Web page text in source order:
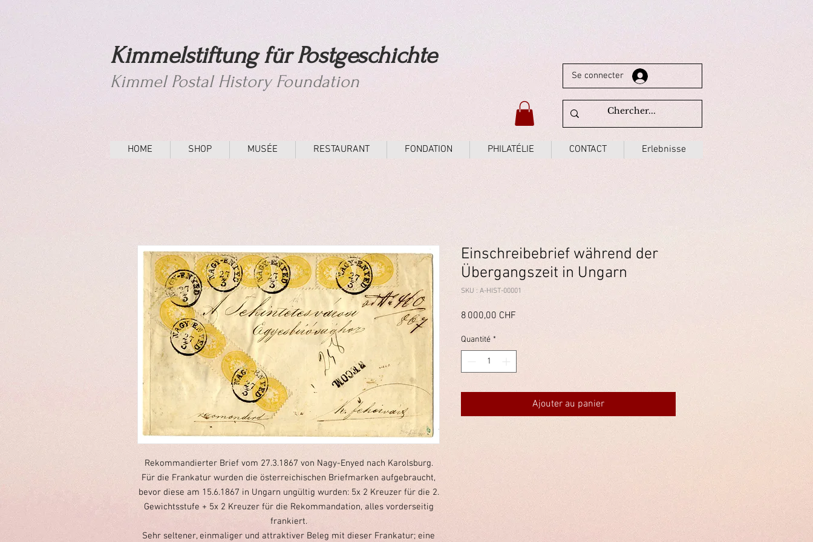
Kimmelstiftung für Postgeschichte
Kimmel Postal History Foundation Se connecter
HOME SHOP MUSÉE RESTAURANT FONDATION PHILATÉLIE CONTACT Erlebnisse
Rekommandierter Brief vom 27.3.1867 von Nagy-Enyed nach Karolsburg.
Für die Frankatur wurden die österreichischen Briefmarken aufgebraucht,
bevor diese am 15.6.1867 in Ungarn ungültig wurden: 5x 2 Kreuzer für die 2.
Gewichtsstufe + 5x 2 Kreuzer für die Rekommandation, alles vorderseitig
frankiert.
Sehr seltener, einmaliger und attraktiver Beleg mit dieser Frankatur; eine
Einschreibebrief während der
Übergangszeit in Ungarn
SKU : A-HIST-00001
8 000,00 CHFPrix
Quantité *
Ajouter au panier